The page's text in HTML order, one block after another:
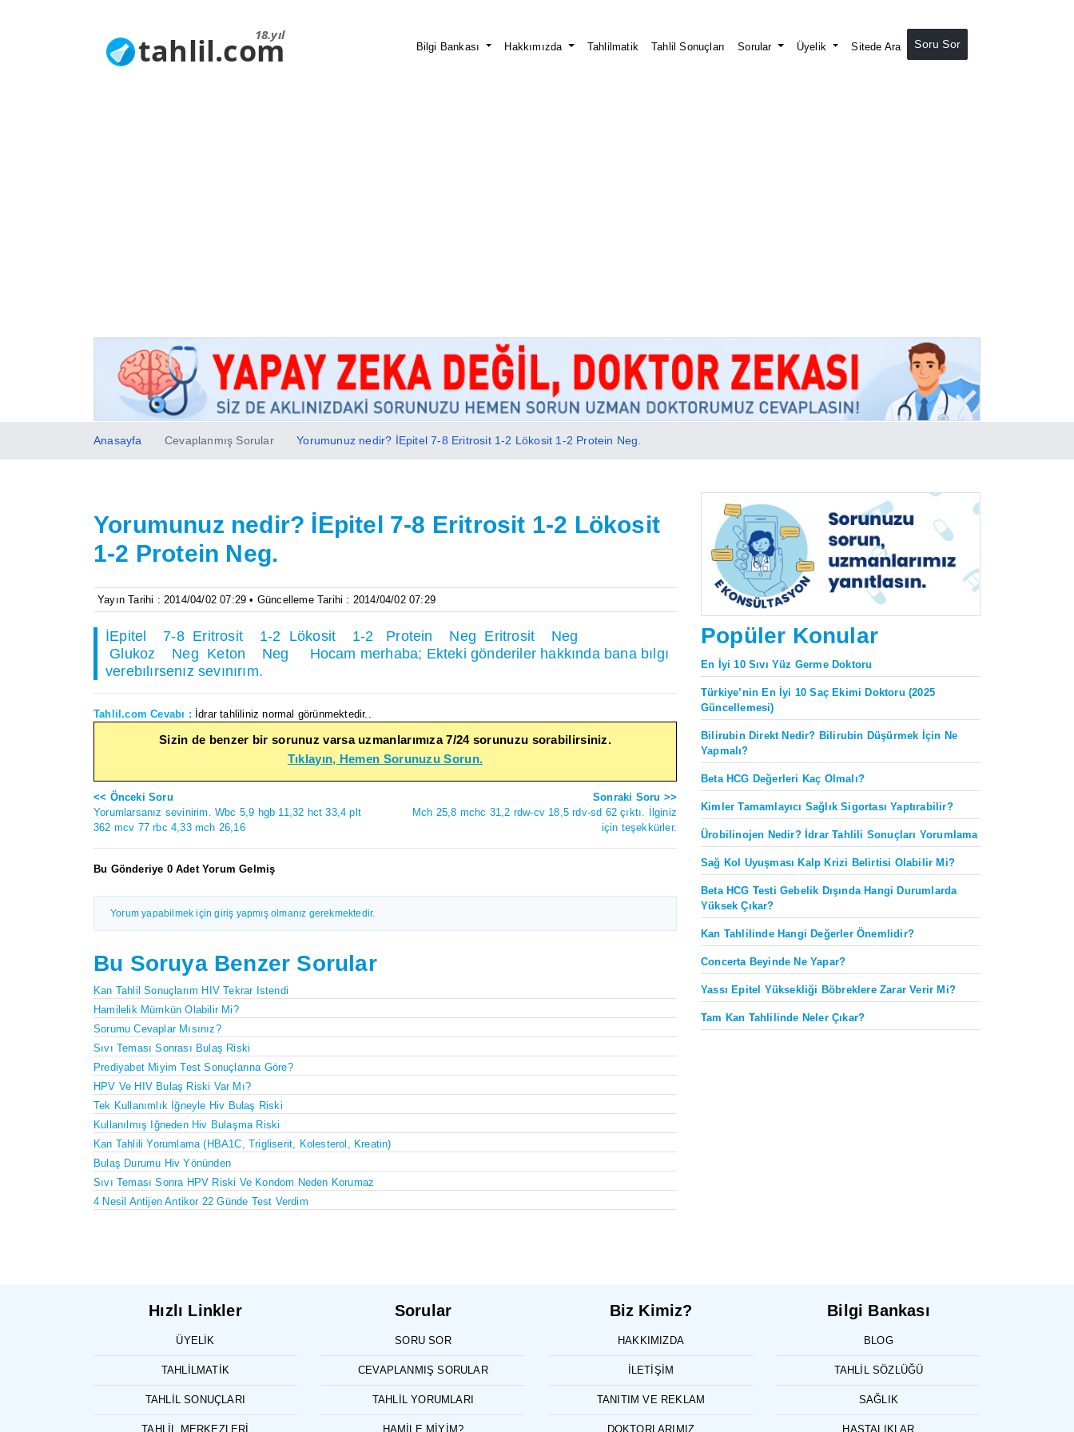
18.yıl
tahlil.com Bilgi Bankası Hakkımızda Tahlilmatik Tahlil Sonuçları Sorular Üyelik Sitede Ara Soru Sor
Anasayfa Cevaplanmış Sorular Yorumunuz nedir? İEpitel 7-8 Eritrosit 1-2 Lökosit 1-2 Protein Neg.
Yorumunuz nedir? İEpitel 7-8 Eritrosit 1-2 Lökosit
1-2 Protein Neg.
Yayın Tarihi : 2014/04/02 07:29 • Güncelleme Tarihi : 2014/04/02 07:29
İEpitel 7-8 Eritrosit 1-2 Lökosit 1-2 Protein Neg Eritrosit Neg
Glukoz Neg Keton Neg Hocam merhaba; Ekteki gönderiler hakkında bana bılgı
verebılırsenız sevınırım.
Tahlil.com Cevabı : İdrar tahliliniz normal görünmektedir..
Sizin de benzer bir sorunuz varsa uzmanlarımıza 7/24 sorunuzu sorabilirsiniz.
Tıklayın, Hemen Sorunuzu Sorun.
<< Önceki Soru
Yorumlarsanız sevinirim. Wbc 5,9 hgb 11,32 hct 33,4 plt
362 mcv 77 rbc 4,33 mch 26,16
Sonraki Soru >>
Mch 25,8 mchc 31,2 rdw-cv 18,5 rdv-sd 62 çıktı. İlginiz
için teşekkürler.
Bu Gönderiye 0 Adet Yorum Gelmiş
Yorum yapabilmek için giriş yapmış olmanız gerekmektedir.
Bu Soruya Benzer Sorular
Kan Tahlil Sonuçlarım HIV Tekrar Istendi
Hamilelik Mümkün Olabilir Mi?
Sorumu Cevaplar Mısınız?
Sıvı Teması Sonrası Bulaş Riski
Prediyabet Miyim Test Sonuçlarına Göre?
HPV Ve HIV Bulaş Riski Var Mı?
Tek Kullanımlık İğneyle Hiv Bulaş Riski
Kullanılmış Iğneden Hiv Bulaşma Riski
Kan Tahlili Yorumlama (HBA1C, Trigliserit, Kolesterol, Kreatin)
Bulaş Durumu Hiv Yönünden
Sıvı Teması Sonra HPV Riski Ve Kondom Neden Korumaz
4 Nesil Antijen Antikor 22 Günde Test Verdim
Popüler Konular
En İyi 10 Sıvı Yüz Germe Doktoru
Türkiye’nin En İyi 10 Saç Ekimi Doktoru (2025
Güncellemesi)
Bilirubin Direkt Nedir? Bilirubin Düşürmek İçin Ne
Yapmalı?
Beta HCG Değerleri Kaç Olmalı?
Kimler Tamamlayıcı Sağlık Sigortası Yaptırabilir?
Ürobilinojen Nedir? İdrar Tahlili Sonuçları Yorumlama
Sağ Kol Uyuşması Kalp Krizi Belirtisi Olabilir Mi?
Beta HCG Testi Gebelik Dışında Hangi Durumlarda
Yüksek Çıkar?
Kan Tahlilinde Hangi Değerler Önemlidir?
Concerta Beyinde Ne Yapar?
Yassı Epitel Yüksekliği Böbreklere Zarar Verir Mi?
Tam Kan Tahlilinde Neler Çıkar?
Hızlı Linkler
ÜYELIK
TAHLILMATIK
TAHLIL SONUÇLARI
TAHLIL MERKEZLERI
Sorular
SORU SOR
CEVAPLANMIŞ SORULAR
TAHLIL YORUMLARI
HAMILE MIYIM?
Biz Kimiz?
HAKKIMIZDA
İLETIŞIM
TANITIM VE REKLAM
DOKTORLARIMIZ
Bilgi Bankası
BLOG
TAHLIL SÖZLÜĞÜ
SAĞLIK
HASTALIKLAR